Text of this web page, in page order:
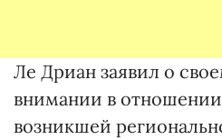
Ле Дриан заявил о
внимании в
возникшей